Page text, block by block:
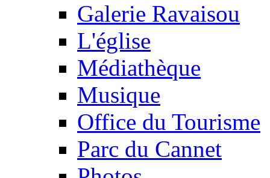
Galerie Ravaisou
L'église
Médiathèque
Musique
Office du Tourisme
Parc du Cannet